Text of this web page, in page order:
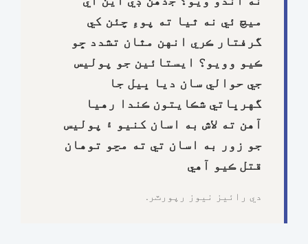
ميچ ئي نه ٿيا ته پوءِ چئن کي
گرفتار ڪري انهن مٿان تشدد ڇو
ڪيو وويو؟ ايستائين جو پوليس
جي حوالي سان ديا ڀيل جا
گهرڀاتي شڪايتون ڪندا رهيا
آهن ته لاش به اسان کنيو ۽ پوليس
جو زور به اسان تي ته مڃو توهان
قتل ڪيو آهي
دي رائيز نيوز رپورٽر.